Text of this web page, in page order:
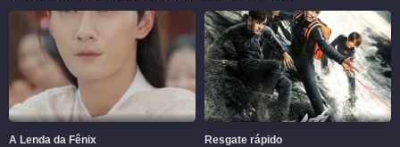
A Lenda da Fênix Resgate rápido